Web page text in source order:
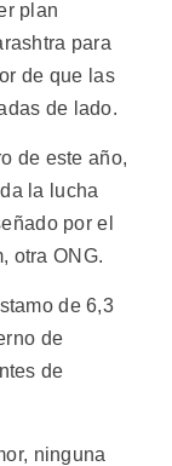
plan
para
de que las
de lado.
de este año,
la lucha
por el
otra ONG.
de 6,3
de
de
ninguna